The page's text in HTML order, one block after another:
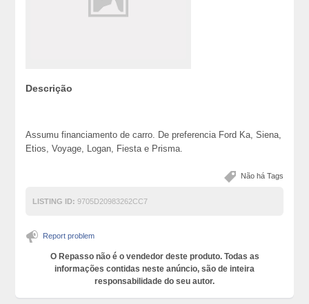
Descrição
Assumu financiamento de carro. De preferencia Ford Ka, Siena,
Etios, Voyage, Logan, Fiesta e Prisma.
Não há Tags
LISTING ID: 9705D20983262CC7
Report problem
O Repasso não é o vendedor deste produto. Todas as
informações contidas neste anúncio, são de inteira
responsabilidade do seu autor.